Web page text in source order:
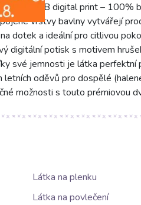
design B digital print – 100%
vrstvy bavlny vytvářejí
dotek a ideální pro citlivou
digitální potisk s motivem
své jemnosti je látka perfektní
letních oděvů pro dospělé
možnosti s touto prémiovou
Látka na plenku
Látka na povlečení